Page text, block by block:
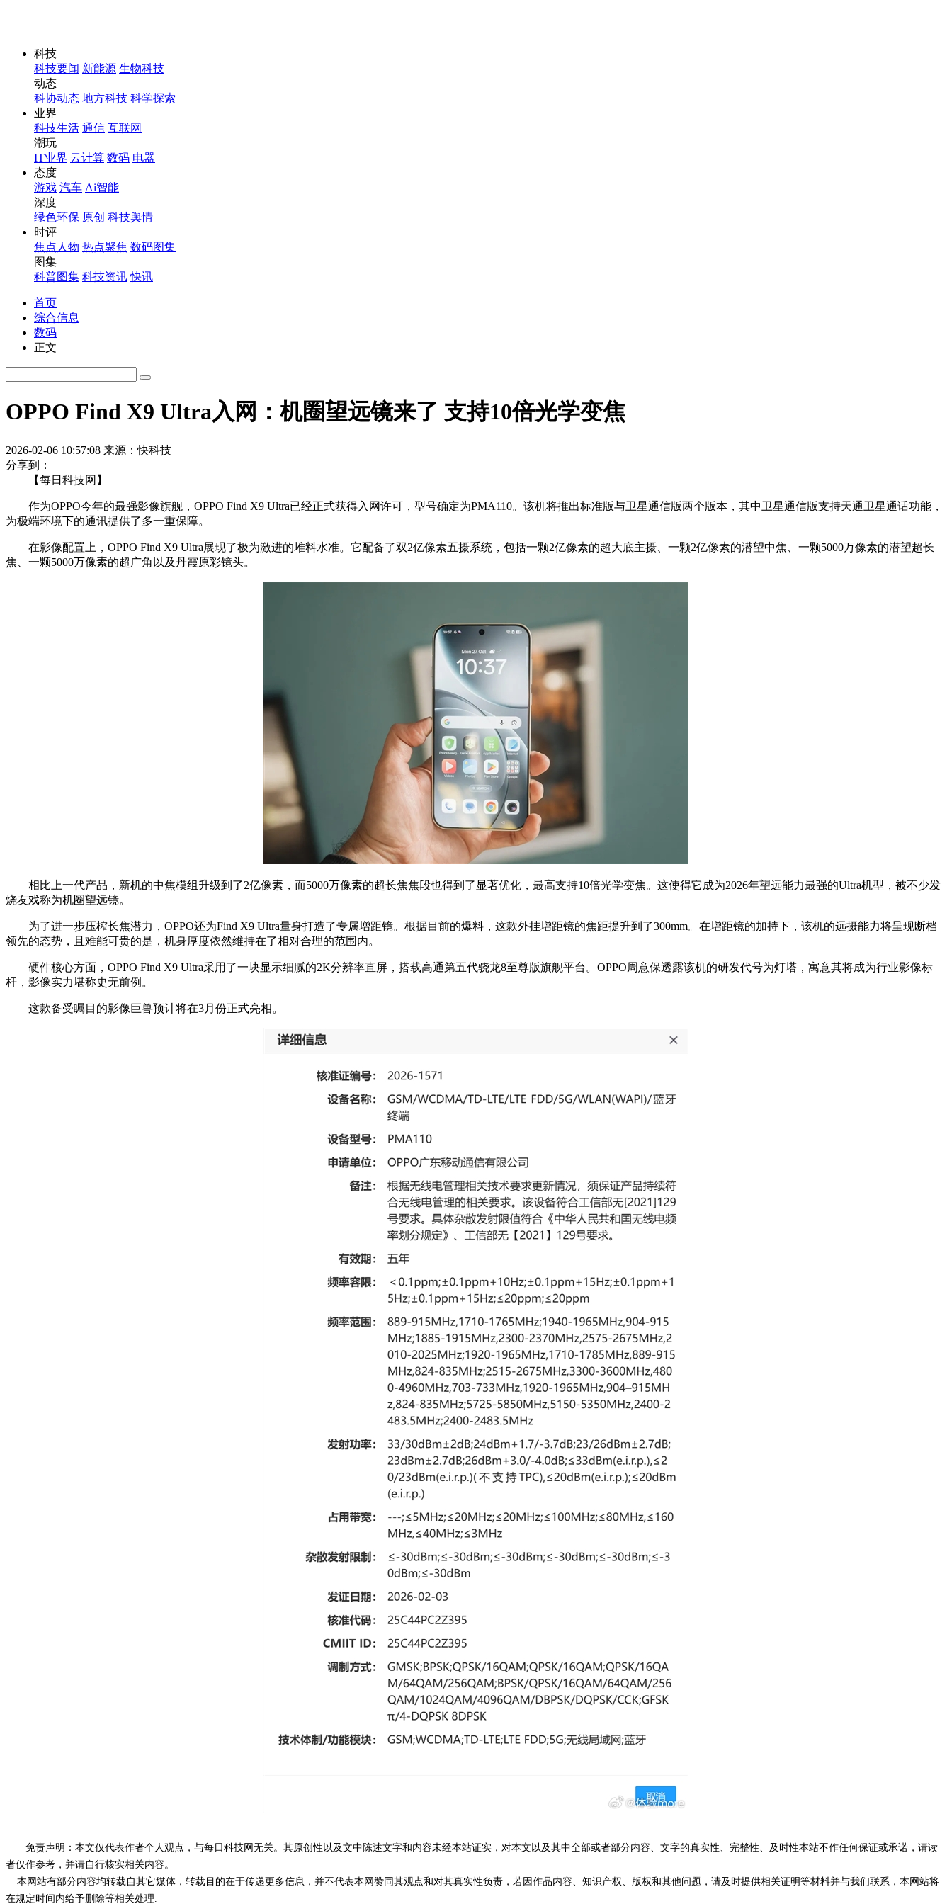
科技
科技要闻 新能源 生物科技
动态
科协动态 地方科技 科学探索
业界
科技生活 通信 互联网
潮玩
IT业界 云计算 数码 电器
态度
游戏 汽车 Ai智能
深度
绿色环保 原创 科技舆情
时评
焦点人物 热点聚焦 数码图集
图集
科普图集 科技资讯 快讯
首页
综合信息
数码
正文
OPPO Find X9 Ultra入网：机圈望远镜来了 支持10倍光学变焦
2026-02-06 10:57:08 来源：快科技
分享到：
【每日科技网】
作为OPPO今年的最强影像旗舰，OPPO Find X9 Ultra已经正式获得入网许可，型号确定为PMA110。该机将推出标准版与卫星通信版两个版本，其中卫星通信版支持天通卫星通话功能，
为极端环境下的通讯提供了多一重保障。
在影像配置上，OPPO Find X9 Ultra展现了极为激进的堆料水准。它配备了双2亿像素五摄系统，包括一颗2亿像素的超大底主摄、一颗2亿像素的潜望中焦、一颗5000万像素的潜望超长
焦、一颗5000万像素的超广角以及丹霞原彩镜头。
相比上一代产品，新机的中焦模组升级到了2亿像素，而5000万像素的超长焦焦段也得到了显著优化，最高支持10倍光学变焦。这使得它成为2026年望远能力最强的Ultra机型，被不少发
烧友戏称为机圈望远镜。
为了进一步压榨长焦潜力，OPPO还为Find X9 Ultra量身打造了专属增距镜。根据目前的爆料，这款外挂增距镜的焦距提升到了300mm。在增距镜的加持下，该机的远摄能力将呈现断档
领先的态势，且难能可贵的是，机身厚度依然维持在了相对合理的范围内。
硬件核心方面，OPPO Find X9 Ultra采用了一块显示细腻的2K分辨率直屏，搭载高通第五代骁龙8至尊版旗舰平台。OPPO周意保透露该机的研发代号为灯塔，寓意其将成为行业影像标
杆，影像实力堪称史无前例。
这款备受瞩目的影像巨兽预计将在3月份正式亮相。
免责声明：本文仅代表作者个人观点，与每日科技网无关。其原创性以及文中陈述文字和内容未经本站证实，对本文以及其中全部或者部分内容、文字的真实性、完整性、及时性本站不作任何保证或承诺，请读
者仅作参考，并请自行核实相关内容。
本网站有部分内容均转载自其它媒体，转载目的在于传递更多信息，并不代表本网赞同其观点和对其真实性负责，若因作品内容、知识产权、版权和其他问题，请及时提供相关证明等材料并与我们联系，本网站将
在规定时间内给予删除等相关处理.